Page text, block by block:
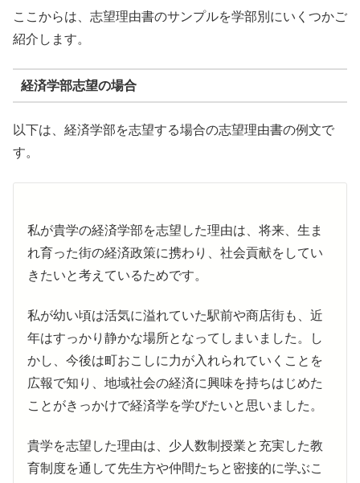
ここからは、志望理由書のサンプルを学部別にいくつかご
紹介します。
経済学部志望の場合
以下は、経済学部を志望する場合の志望理由書の例文で
す。
私が貴学の経済学部を志望した理由は、将来、生ま
れ育った街の経済政策に携わり、社会貢献をしてい
きたいと考えているためです。
私が幼い頃は活気に溢れていた駅前や商店街も、近
年はすっかり静かな場所となってしまいました。し
かし、今後は町おこしに力が入れられていくことを
広報で知り、地域社会の経済に興味を持ちはじめた
ことがきっかけで経済学を学びたいと思いました。
貴学を志望した理由は、少人数制授業と充実した教
育制度を通して先生方や仲間たちと密接的に学ぶこ